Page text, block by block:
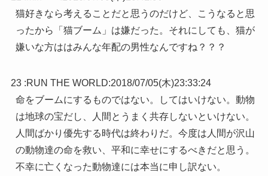
猫好きなら考えることだと思うのだけど、こうなると思
ったから「猫ブーム」は嫌だった。それにしても、猫が
嫌いな方ははみんな年配の男性なんですね？？？
23 :RUN THE WORLD:2018/07/05(木)23:33:24
命をブームにするものではない。してはいけない。動物
は地球の宝だし、人間とうまく共存しないといけない。
人間ばかり優先する時代は終わりだ。今度は人間が沢山
の動物達の命を救い、平和に幸せにするべきだと思う。
不幸に亡くなった動物達には本当に申し訳ない。